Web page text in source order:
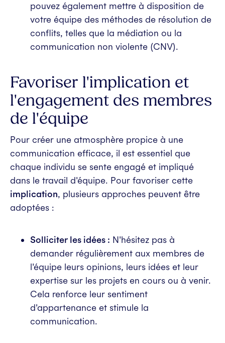
pouvez également mettre à disposition de
votre équipe des méthodes de résolution de
conflits, telles que la médiation ou la
communication non violente (CNV).
Favoriser l'implication et
l'engagement des membres
de l'équipe
Pour créer une atmosphère propice à une
communication efficace, il est essentiel que
chaque individu se sente engagé et impliqué
dans le travail d'équipe. Pour favoriser cette
implication, plusieurs approches peuvent être
adoptées :
Solliciter les idées : N'hésitez pas à
demander régulièrement aux membres de
l'équipe leurs opinions, leurs idées et leur
expertise sur les projets en cours ou à venir.
Cela renforce leur sentiment
d'appartenance et stimule la
communication.